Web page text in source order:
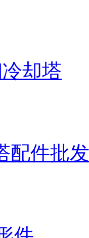
却塔
配件批发